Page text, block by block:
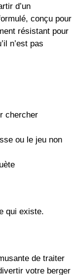
qui existe.
de traiter
votre berger
pendant que
le Goodie Bone,
super